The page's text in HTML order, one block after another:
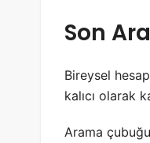
Son
Bireysel
kalıcı olarak
Arama